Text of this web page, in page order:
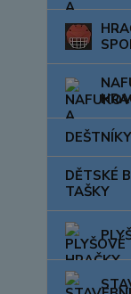
DĚTSKÉ
TAŠKY